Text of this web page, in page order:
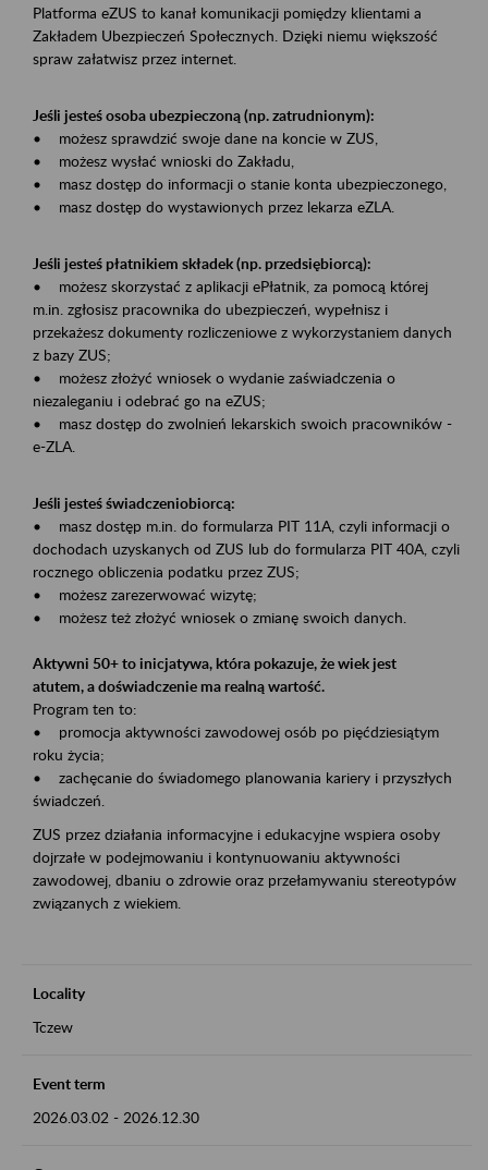
Platforma eZUS to kanał komunikacji pomiędzy klientami a
Zakładem Ubezpieczeń Społecznych. Dzięki niemu większość
spraw załatwisz przez internet.
Jeśli jesteś osoba ubezpieczoną (np. zatrudnionym):
• możesz sprawdzić swoje dane na koncie w ZUS,
• możesz wysłać wnioski do Zakładu,
• masz dostęp do informacji o stanie konta ubezpieczonego,
• masz dostęp do wystawionych przez lekarza eZLA.
Jeśli jesteś płatnikiem składek (np. przedsiębiorcą):
• możesz skorzystać z aplikacji ePłatnik, za pomocą której
m.in. zgłosisz pracownika do ubezpieczeń, wypełnisz i
przekażesz dokumenty rozliczeniowe z wykorzystaniem danych
z bazy ZUS;
• możesz złożyć wniosek o wydanie zaświadczenia o
niezaleganiu i odebrać go na eZUS;
• masz dostęp do zwolnień lekarskich swoich pracowników -
e-ZLA.
Jeśli jesteś świadczeniobiorcą:
• masz dostęp m.in. do formularza PIT 11A, czyli informacji o
dochodach uzyskanych od ZUS lub do formularza PIT 40A, czyli
rocznego obliczenia podatku przez ZUS;
• możesz zarezerwować wizytę;
• możesz też złożyć wniosek o zmianę swoich danych.
Aktywni 50+ to inicjatywa, która pokazuje, że wiek jest
atutem, a doświadczenie ma realną wartość.
Program ten to:
• promocja aktywności zawodowej osób po pięćdziesiątym
roku życia;
• zachęcanie do świadomego planowania kariery i przyszłych
świadczeń.
ZUS przez działania informacyjne i edukacyjne wspiera osoby
dojrzałe w podejmowaniu i kontynuowaniu aktywności
zawodowej, dbaniu o zdrowie oraz przełamywaniu stereotypów
związanych z wiekiem.
Locality
Tczew
Event term
2026.03.02 - 2026.12.30